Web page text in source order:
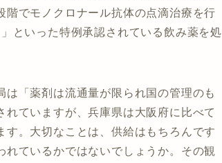
階でモノクロナール抗体の点滴治療を行
といった特例承認されている飲み薬を処
「薬剤は流通量が限られ国の管理のも
ていますが、兵庫県は大阪府に比べて
。大切なことは、供給はもちろんです
ているかではないでしょうか。その観